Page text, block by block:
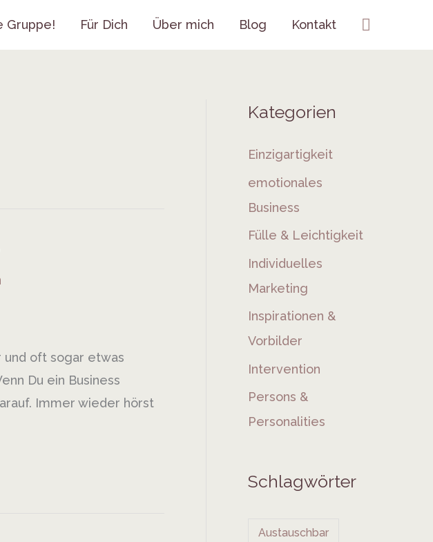
Gruppe! Für Dich Über mich Blog Kontakt Suchen
und oft sogar etwas
Du ein Business
Immer wieder hörst
Kategorien
Einzigartigkeit
emotionales
Business
Fülle & Leichtigkeit
Individuelles
Marketing
Inspirationen &
Vorbilder
Intervention
Persons &
Personalities
Schlagwörter
Austauschbar